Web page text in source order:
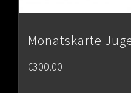
Monatskarte
€300.00